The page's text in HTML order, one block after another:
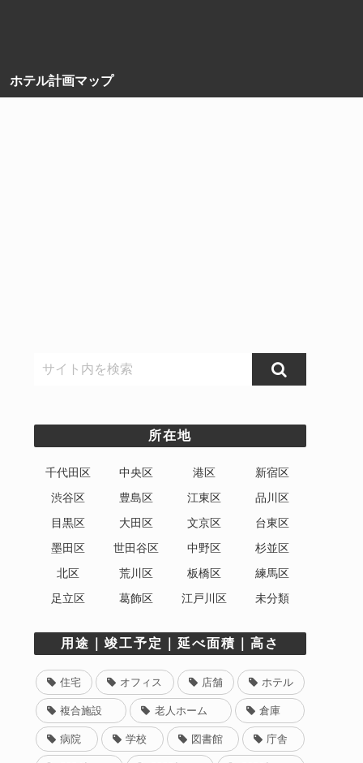
ホテル計画マップ
所在地
千代田区 中央区 港区
新宿区
渋谷区
豊島区 江東区
品川区
目黒区
大田区 文京区
台東区
墨田区
世田谷区 中野区
杉並区
北区
荒川区 板橋区
練馬区
足立区
葛飾区 江戸川区 未分類
用途｜竣工予定｜延べ面積｜高さ
住宅 オフィス 店舗 ホテル
複合施設 老人ホーム 倉庫
病院 学校 図書館 庁舎